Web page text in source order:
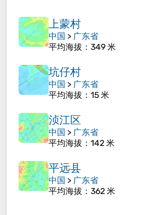
上蒙村
中国 > 广东省
平均海拔 ：349 米
坑仔村
中国 > 广东省
平均海拔 ：15 米
浈江区
中国 > 广东省
平均海拔 ：142 米
平远县
中国 > 广东省
平均海拔 ：362 米